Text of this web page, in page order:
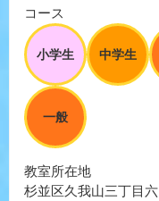
コース
小学生 中学生
一般
教室所在地
杉並区久我山三丁目六